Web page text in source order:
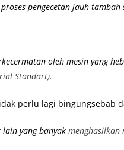
pengecetan jauh tambah
oleh mesin yang
Standart).
perlu lagi bingungsebab
yang banyak menghasilkan